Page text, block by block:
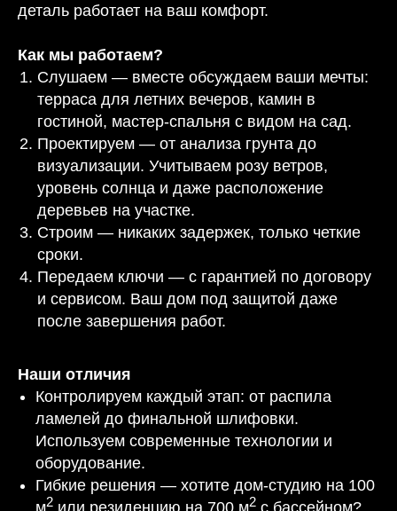
деталь работает на ваш комфорт.
Как мы работаем?
Слушаем — вместе обсуждаем ваши мечты:
терраса для летних вечеров, камин в
гостиной, мастер-спальня с видом на сад.
Проектируем — от анализа грунта до
визуализации. Учитываем розу ветров,
уровень солнца и даже расположение
деревьев на участке.
Строим — никаких задержек, только четкие
сроки.
Передаем ключи — с гарантией по договору
и сервисом. Ваш дом под защитой даже
после завершения работ.
Наши отличия
Контролируем каждый этап: от распила
ламелей до финальной шлифовки.
Используем современные технологии и
оборудование.
Гибкие решения — хотите дом-студию на 100
м2 или резиденцию на 700 м2 с бассейном?